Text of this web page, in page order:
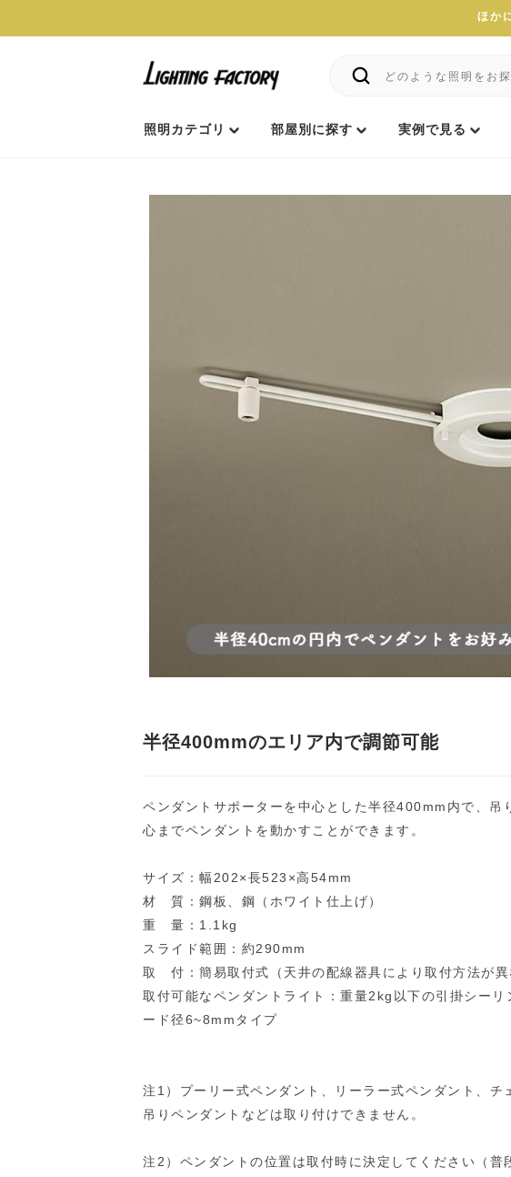
ほか
照明カテゴリ 部屋別に探す 実例で見る
半径400mmのエリア内で調節可能
ペンダントサポーターを中心とした半径400mm内で、吊
心までペンダントを動かすことができます。
サイズ：幅202×長523×高54mm
材 質：鋼板、鋼（ホワイト仕上げ）
重 量：1.1kg
スライド範囲：約290mm
取 付：簡易取付式（天井の配線器具により取付方法が異
取付可能なペンダントライト：重量2kg以下の引掛シーリ
ード径6~8mmタイプ
注1）プーリー式ペンダント、リーラー式ペンダント、チ
吊りペンダントなどは取り付けできません。
注2）ペンダントの位置は取付時に決定してください（普